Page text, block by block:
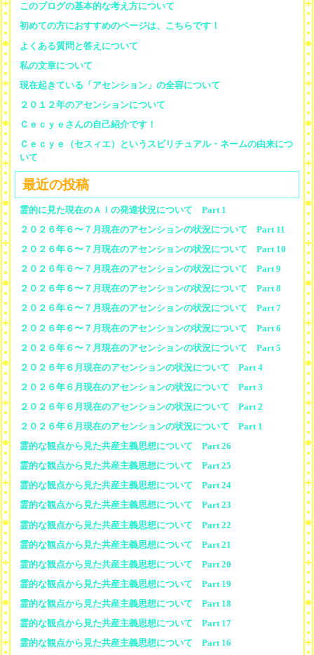
このブログの基本的な考え方について
初めての方におすすめのページは、こちらです！
よくある質問と答えについて
私の文章について
現在起きている「アセンション」の全容について
２０１２年のアセンションについて
Ｃｅｃｙｅさんの自己紹介です！
Ｃｅｃｙｅ（セスィエ）というスピリチュアル・ネームの由来につ
いて
最近の投稿
霊的に見た現在のＡＩの発達状況について Part 1
２０２６年６〜７月現在のアセンションの状況について Part 11
２０２６年６〜７月現在のアセンションの状況について Part 10
２０２６年６〜７月現在のアセンションの状況について Part 9
２０２６年６〜７月現在のアセンションの状況について Part 8
２０２６年６〜７月現在のアセンションの状況について Part 7
２０２６年６〜７月現在のアセンションの状況について Part 6
２０２６年６〜７月現在のアセンションの状況について Part 5
２０２６年６月現在のアセンションの状況について Part 4
２０２６年６月現在のアセンションの状況について Part 3
２０２６年６月現在のアセンションの状況について Part 2
２０２６年６月現在のアセンションの状況について Part 1
霊的な観点から見た共産主義思想について Part 26
霊的な観点から見た共産主義思想について Part 25
霊的な観点から見た共産主義思想について Part 24
霊的な観点から見た共産主義思想について Part 23
霊的な観点から見た共産主義思想について Part 22
霊的な観点から見た共産主義思想について Part 21
霊的な観点から見た共産主義思想について Part 20
霊的な観点から見た共産主義思想について Part 19
霊的な観点から見た共産主義思想について Part 18
霊的な観点から見た共産主義思想について Part 17
霊的な観点から見た共産主義思想について Part 16